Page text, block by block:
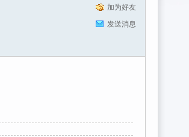
加为好友
发送消息